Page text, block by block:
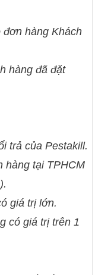
hàng Khách
hàng đã đặt
trả của Pestakill.
hàng tại TPHCM
giá trị lớn.
có giá trị trên 1